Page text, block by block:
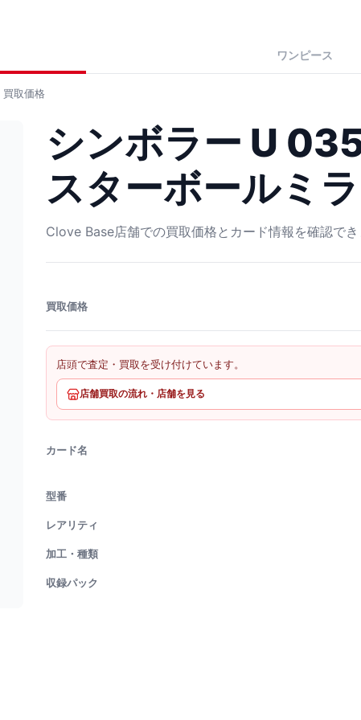
ワンピース
買取価格
シンボラー U
スターボールミ
Clove Base店舗での買取価格とカード情報を確認でき
買取価格
店頭で査定・買取を受け付けています。
店舗買取の流れ・店舗を見る
カード名
型番
レアリティ
加工・種類
収録パック